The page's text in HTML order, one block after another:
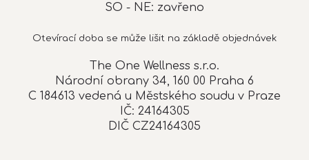
SO - NE: zavřeno
Otevírací doba se může lišit na základě objednávek
The One Wellness s.r.o.
Národní obrany 34, 160 00 Praha 6
C 184613 vedená u Městského soudu v Praze
IČ: 24164305
DIČ CZ24164305